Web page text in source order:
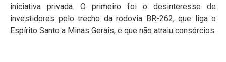
iniciativa privada. O primeiro foi o desinteresse de
investidores pelo trecho da rodovia BR-262, que liga o
Espírito Santo a Minas Gerais, e que não atraiu consórcios.